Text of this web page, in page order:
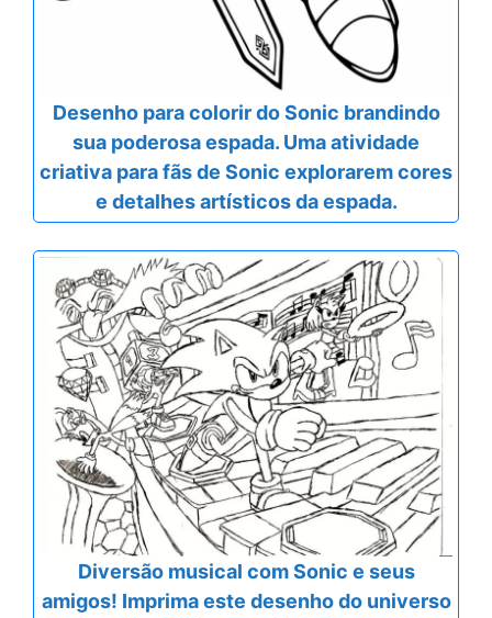
Desenho para colorir do Sonic brandindo
sua poderosa espada. Uma atividade
criativa para fãs de Sonic explorarem cores
e detalhes artísticos da espada.
Diversão musical com Sonic e seus
amigos! Imprima este desenho do universo